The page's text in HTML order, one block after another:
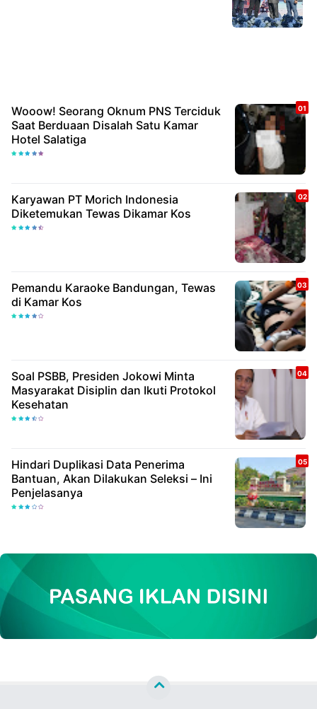
Wooow! Seorang Oknum PNS Terciduk
Saat Berduaan Disalah Satu Kamar
Hotel Salatiga
Karyawan PT Morich Indonesia
Diketemukan Tewas Dikamar Kos
Pemandu Karaoke Bandungan, Tewas
di Kamar Kos
Soal PSBB, Presiden Jokowi Minta
Masyarakat Disiplin dan Ikuti Protokol
Kesehatan
Hindari Duplikasi Data Penerima
Bantuan, Akan Dilakukan Seleksi – Ini
Penjelasanya